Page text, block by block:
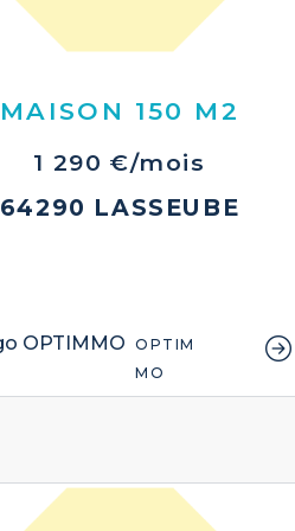
MAISON 150 M2
1 290 €/mois
64290 LASSEUBE
OPTIM
MO